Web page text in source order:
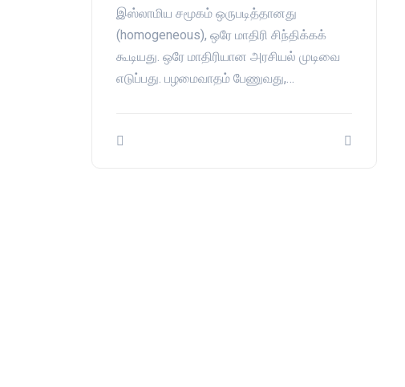
இஸ்லாமிய சமூகம் ஒருபடித்தானது
(homogeneous), ஒரே மாதிரி சிந்திக்கக்
கூடியது. ஒரே மாதிரியான அரசியல் முடிவை
எடுப்பது. பழமைவாதம் பேணுவது,…